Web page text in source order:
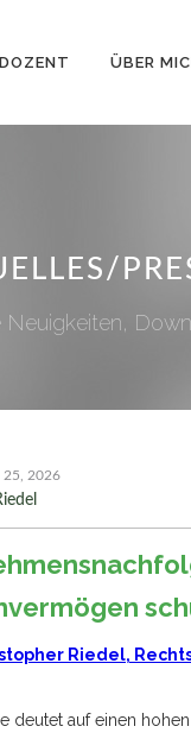
DOZENT ÜBER
25, 2026
Riedel,
deutet auf einen